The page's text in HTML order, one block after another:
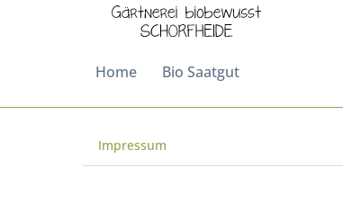
Home Bio Saatgut
Impressum